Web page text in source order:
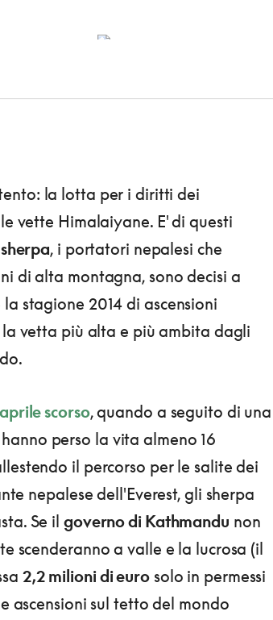
la lotta per i diritti dei
vette Himalaiyane. E' di questi
sherpa, i portatori nepalesi che
di alta montagna, sono decisi a
stagione 2014 di ascensioni
vetta più alta e più ambita dagli
scorso, quando a seguito di una
perso la vita almeno 16
il percorso per le salite dei
nepalese dell'Everest, gli sherpa
Se il governo di Kathmandu non
scenderanno a valle e la lucrosa (il
2,2 milioni di eurosolo in permessi
ascensioni sul tetto del mondo